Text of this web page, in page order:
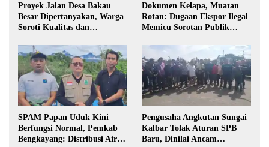
Proyek Jalan Desa Bakau
Besar Dipertanyakan, Warga
Soroti Kualitas dan
Pembangunan
Dokumen Kelapa, Muatan
Rotan: Dugaan Ekspor Ilegal
Memicu Sorotan Publik
SPAM Papan Uduk Kini
Berfungsi Normal, Pemkab
Bengkayang: Distribusi Air
Pengusaha Angkutan Sungai
Kalbar Tolak Aturan SPB
Baru, Dinilai Ancam